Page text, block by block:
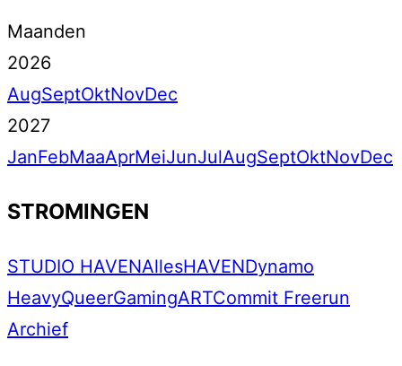
Maanden
2026
AugSeptOktNovDec
2027
JanFebMaaAprMeiJunJulAugSeptOktNovDec
STROMINGEN
STUDIO HAVENAllesHAVENDynamo
HeavyQueerGamingARTCommit Freerun
Archief